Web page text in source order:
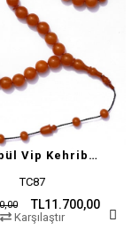
Barış Bülbül Vip Kehribar Tesbih
TC87
TL11.700,00
Karşılaştır